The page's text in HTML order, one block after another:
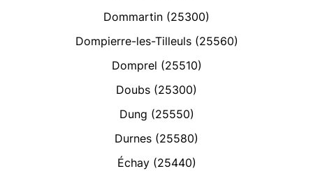
Dommartin (25300)
Dompierre-les-Tilleuls (25560)
Domprel (25510)
Doubs (25300)
Dung (25550)
Durnes (25580)
Échay (25440)